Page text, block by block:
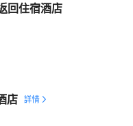
回住宿酒店
店